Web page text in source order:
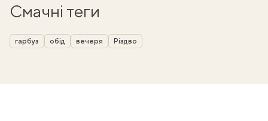
Смачні теги
гарбуз обід вечеря Різдво